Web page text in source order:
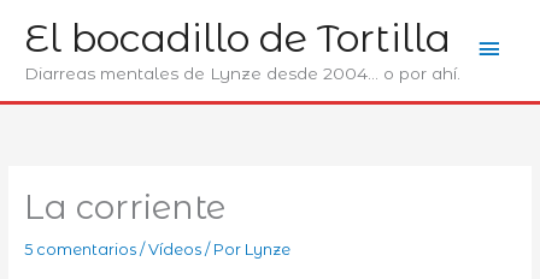
contenido
El bocadillo de Tortilla
Diarreas mentales de Lynze desde 2004... o por ahí.
La corriente
5 comentarios /Ví­deos/ Por Lynze